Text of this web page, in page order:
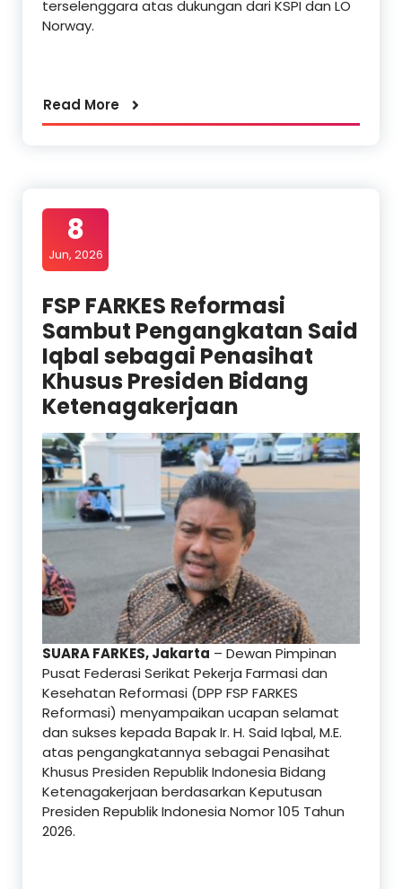
terselenggara atas dukungan dari KSPI dan LO
Norway.
Read More
8
Jun, 2026
FSP FARKES Reformasi
Sambut Pengangkatan Said
Iqbal sebagai Penasihat
Khusus Presiden Bidang
Ketenagakerjaan
SUARA FARKES, Jakarta – Dewan Pimpinan
Pusat Federasi Serikat Pekerja Farmasi dan
Kesehatan Reformasi (DPP FSP FARKES
Reformasi) menyampaikan ucapan selamat
dan sukses kepada Bapak Ir. H. Said Iqbal, M.E.
atas pengangkatannya sebagai Penasihat
Khusus Presiden Republik Indonesia Bidang
Ketenagakerjaan berdasarkan Keputusan
Presiden Republik Indonesia Nomor 105 Tahun
2026.